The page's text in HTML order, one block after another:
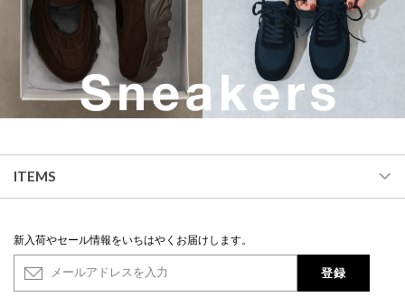
ITEMS
新入荷やセール情報をいちはやくお届けします。
登録